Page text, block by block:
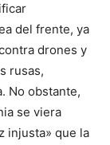
del frente, ya
drones y
rusas,
No obstante,
se viera
injusta» que la